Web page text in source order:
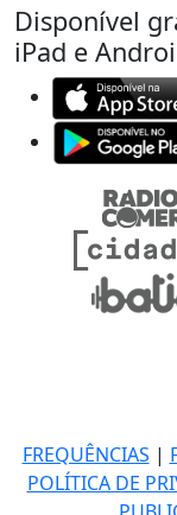
Disponível
iPad e
FREQUÊNCIAS |
POLÍTICA DE